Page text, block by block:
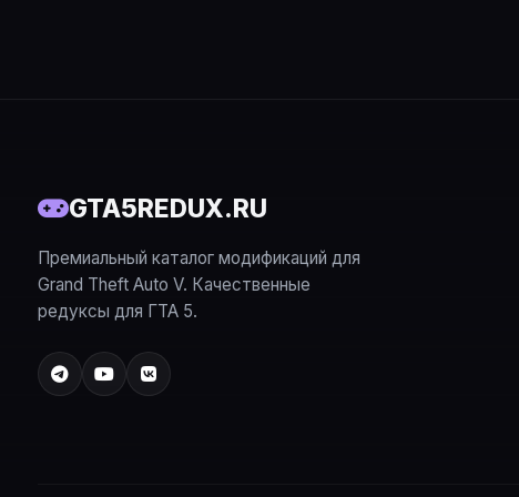
GTA5REDUX.RU
Премиальный каталог модификаций для
Grand Theft Auto V. Качественные
редуксы для ГТА 5.